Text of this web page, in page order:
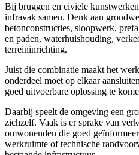
Bij bruggen en civiele
infravak samen. Denk aan
betonconstructies, sloopwerk,
en paden, waterhuishouding,
terreininrichting.
Juist die combinatie maakt het
onderdeel moet op elkaar
goed uitvoerbare oplossing te
Daarbij speelt de omgeving een
zichzelf. Vaak is er sprake van
omwonenden die goed
werkruimte of technische